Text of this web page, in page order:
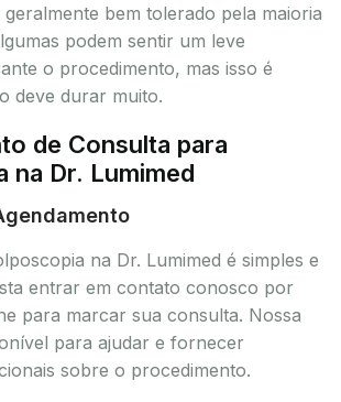
geralmente bem tolerado pela maioria
podem sentir um leve
o procedimento, mas isso é
deve durar muito.
de Consulta para
na Dr. Lumimed
na Dr. Lumimed é simples e
entrar em contato conosco por
para marcar sua consulta. Nossa
para ajudar e fornecer
sobre o procedimento.